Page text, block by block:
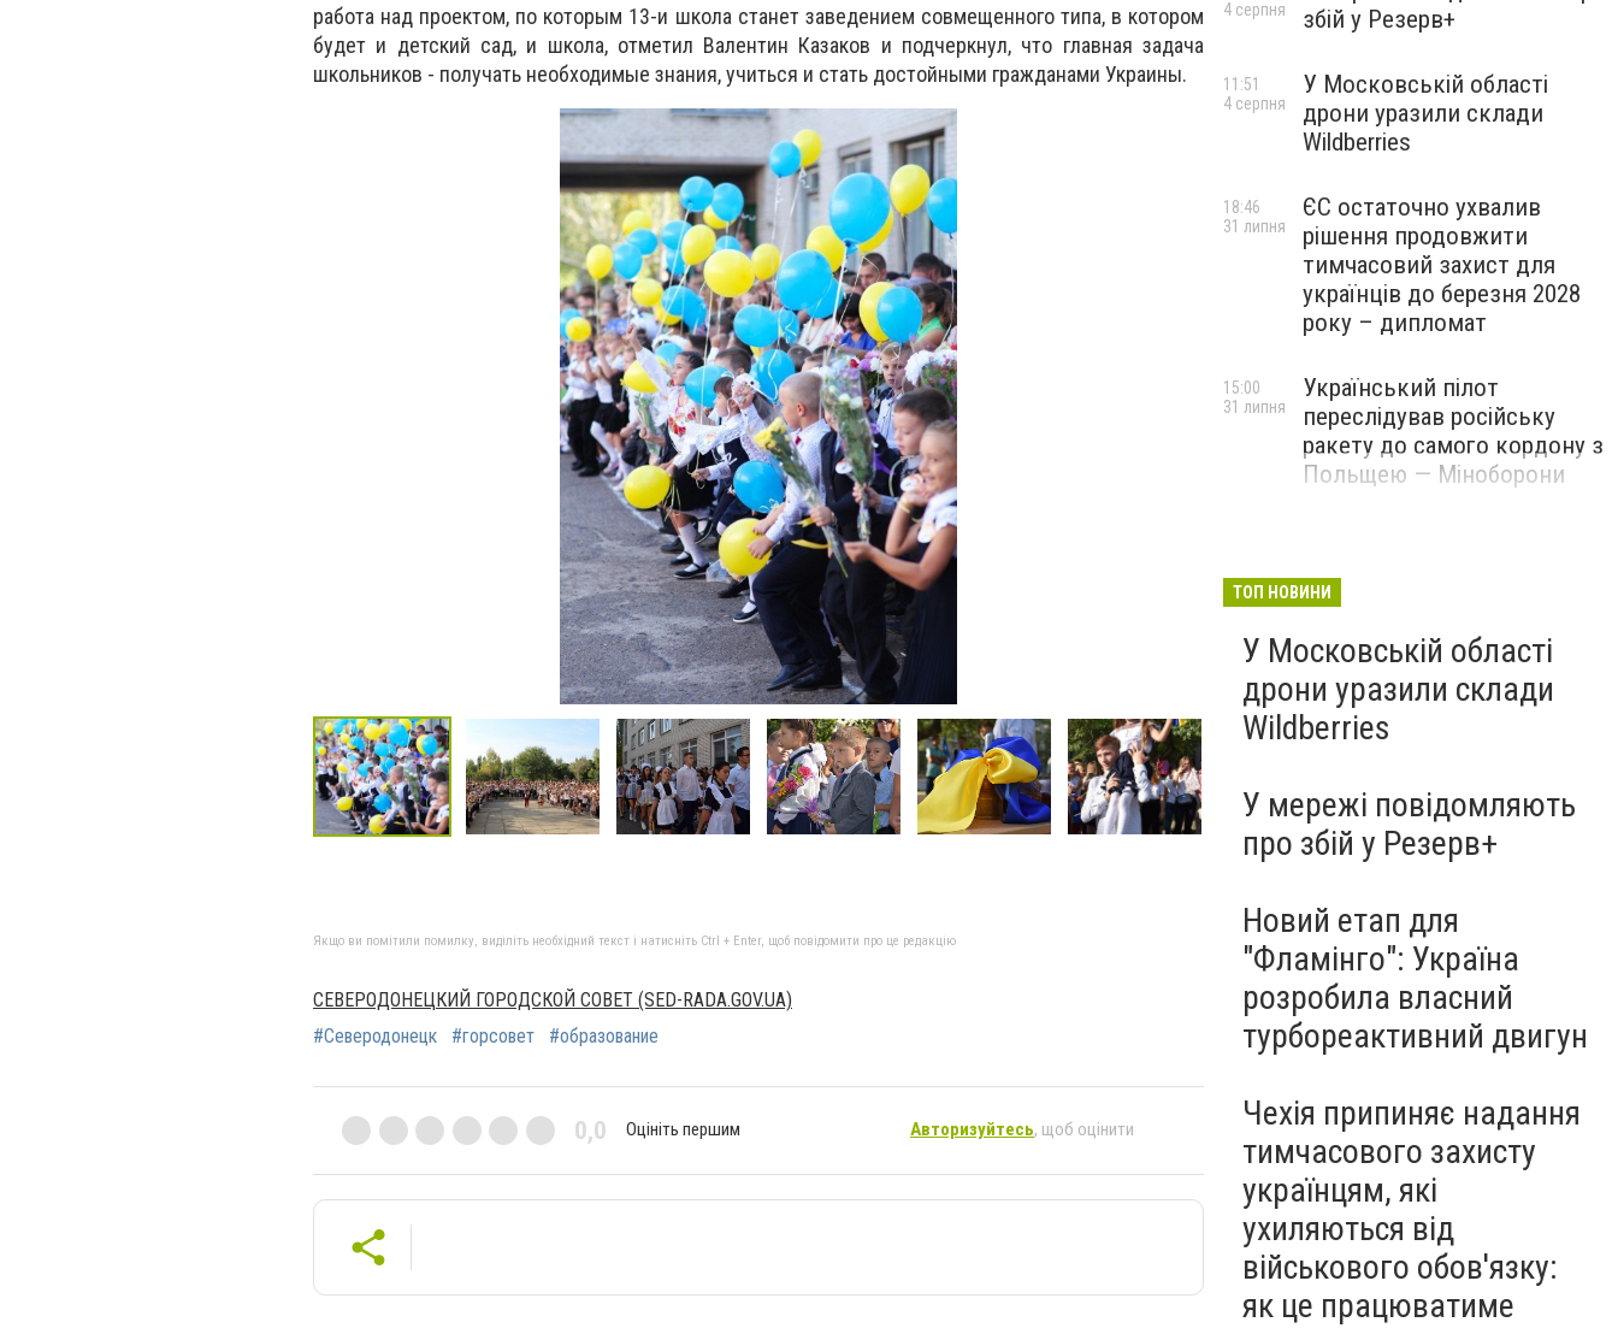
работа над проектом, по которым 13-и школа станет заведением совмещенного типа, в котором
будет и детский сад, и школа, отметил Валентин Казаков и подчеркнул, что главная задача
школьников - получать необходимые знания, учиться и стать достойными гражданами Украины.
Якщо ви помітили помилку, виділіть необхідний текст і натисніть Ctrl + Enter, щоб повідомити про це редакцію
СЕВЕРОДОНЕЦКИЙ ГОРОДСКОЙ СОВЕТ (SED-RADA.GOV.UA)
#Северодонецк
#горсовет #образование
0,0 Оцініть першим Авторизуйтесь, щоб оцінити
збій у Резерв+
4 серпня
У Московській області
дрони уразили склади
Wildberries
11:51
4 серпня
ЄС остаточно ухвалив
рішення продовжити
тимчасовий захист для
українців до березня 2028
року – дипломат
18:46
31 липня
Український пілот
переслідував російську
ракету до самого кордону з
Польщею — Міноборони
15:00
31 липня
ТОП НОВИНИ
У Московській області
дрони уразили склади
Wildberries
У мережі повідомляють
про збій у Резерв+
Новий етап для
"Фламінго": Україна
розробила власний
турбореактивний двигун
Чехія припиняє надання
тимчасового захисту
українцям, які
ухиляються від
військового обов'язку:
як це працюватиме